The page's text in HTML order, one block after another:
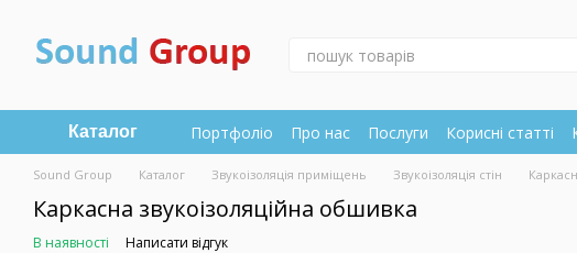
Каталог Портфоліо Про нас Послуги Корисні статті
Sound Group Каталог Звукоізоляція приміщень Звукоізоляція стін
Каркасна звукоізоляційна обшивка
В наявності Написати відгук